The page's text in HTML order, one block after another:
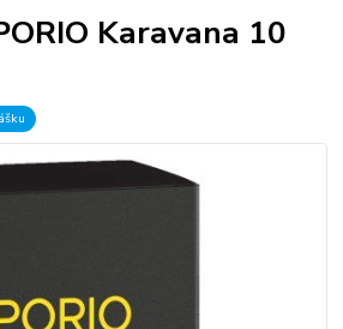
Karavana 10